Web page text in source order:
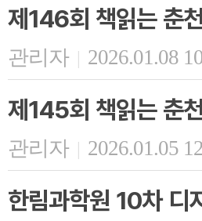
제146회 책읽는 춘
관리자 | 2026.01.08
제145회 책읽는 춘
관리자 | 2026.01.05
한림과학원 10차 디